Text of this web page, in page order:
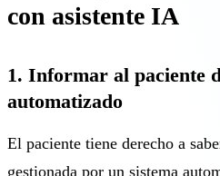
con asistente IA
1. Informar al paciente
automatizado
El paciente tiene derecho a
gestionada por un sistema